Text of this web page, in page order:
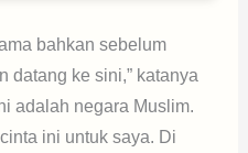
bahkan sebelum
datang ke sini,” katanya
adalah negara Muslim.
ini untuk saya. Di